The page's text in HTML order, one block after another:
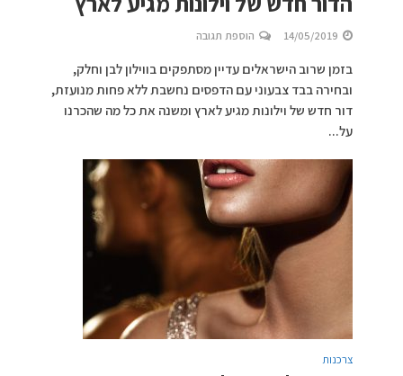
14/05/2019 הוספת תגובה
בזמן שרוב הישראלים עדיין מסתפקים בווילון לבן וחלק,
ובחירה בבד צבעוני עם הדפסים נחשבת ללא פחות מנועזת,
דור חדש של וילונות מגיע לארץ ומשנה את כל מה שהכרנו
על...
צרכנות